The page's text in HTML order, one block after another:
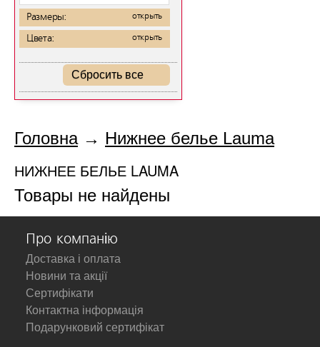
Размеры: открыть
Цвета: открыть
Сбросить все
Головна→ Нижнее белье Lauma
НИЖНЕЕ БЕЛЬЕ LAUMA
Товары не найдены
Про компанію
Доставка і оплата
Новини та акції
Сертифікати
Контактна інформація
Подарунковий сертифікат